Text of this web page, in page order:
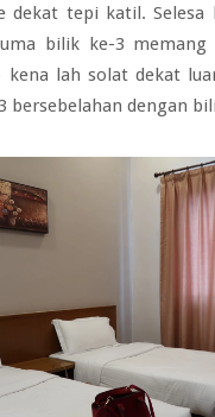
dekat tepi katil.
bilik ke-3 memang
kena lah solat dekat
bersebelahan dengan